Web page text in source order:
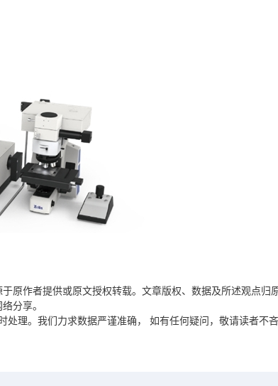
原作者提供或原文授权转载。文章版权、数据及所述观点归
分享。
理。我们力求数据严谨准确， 如有任何疑问，敬请读者不